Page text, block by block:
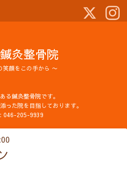
灸整骨院
笑顔をこの手から 〜
る鍼灸整骨院です。
った院を目指しております。
046-205-9939